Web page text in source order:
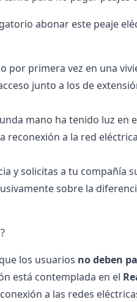
abonar este peaje
por primera vez en una
junto a los de
mano ha tenido luz en
reconexión a la red
y solicitas a tu compañía
sobre la
los usuarios no deben
está contemplada en el
a las redes